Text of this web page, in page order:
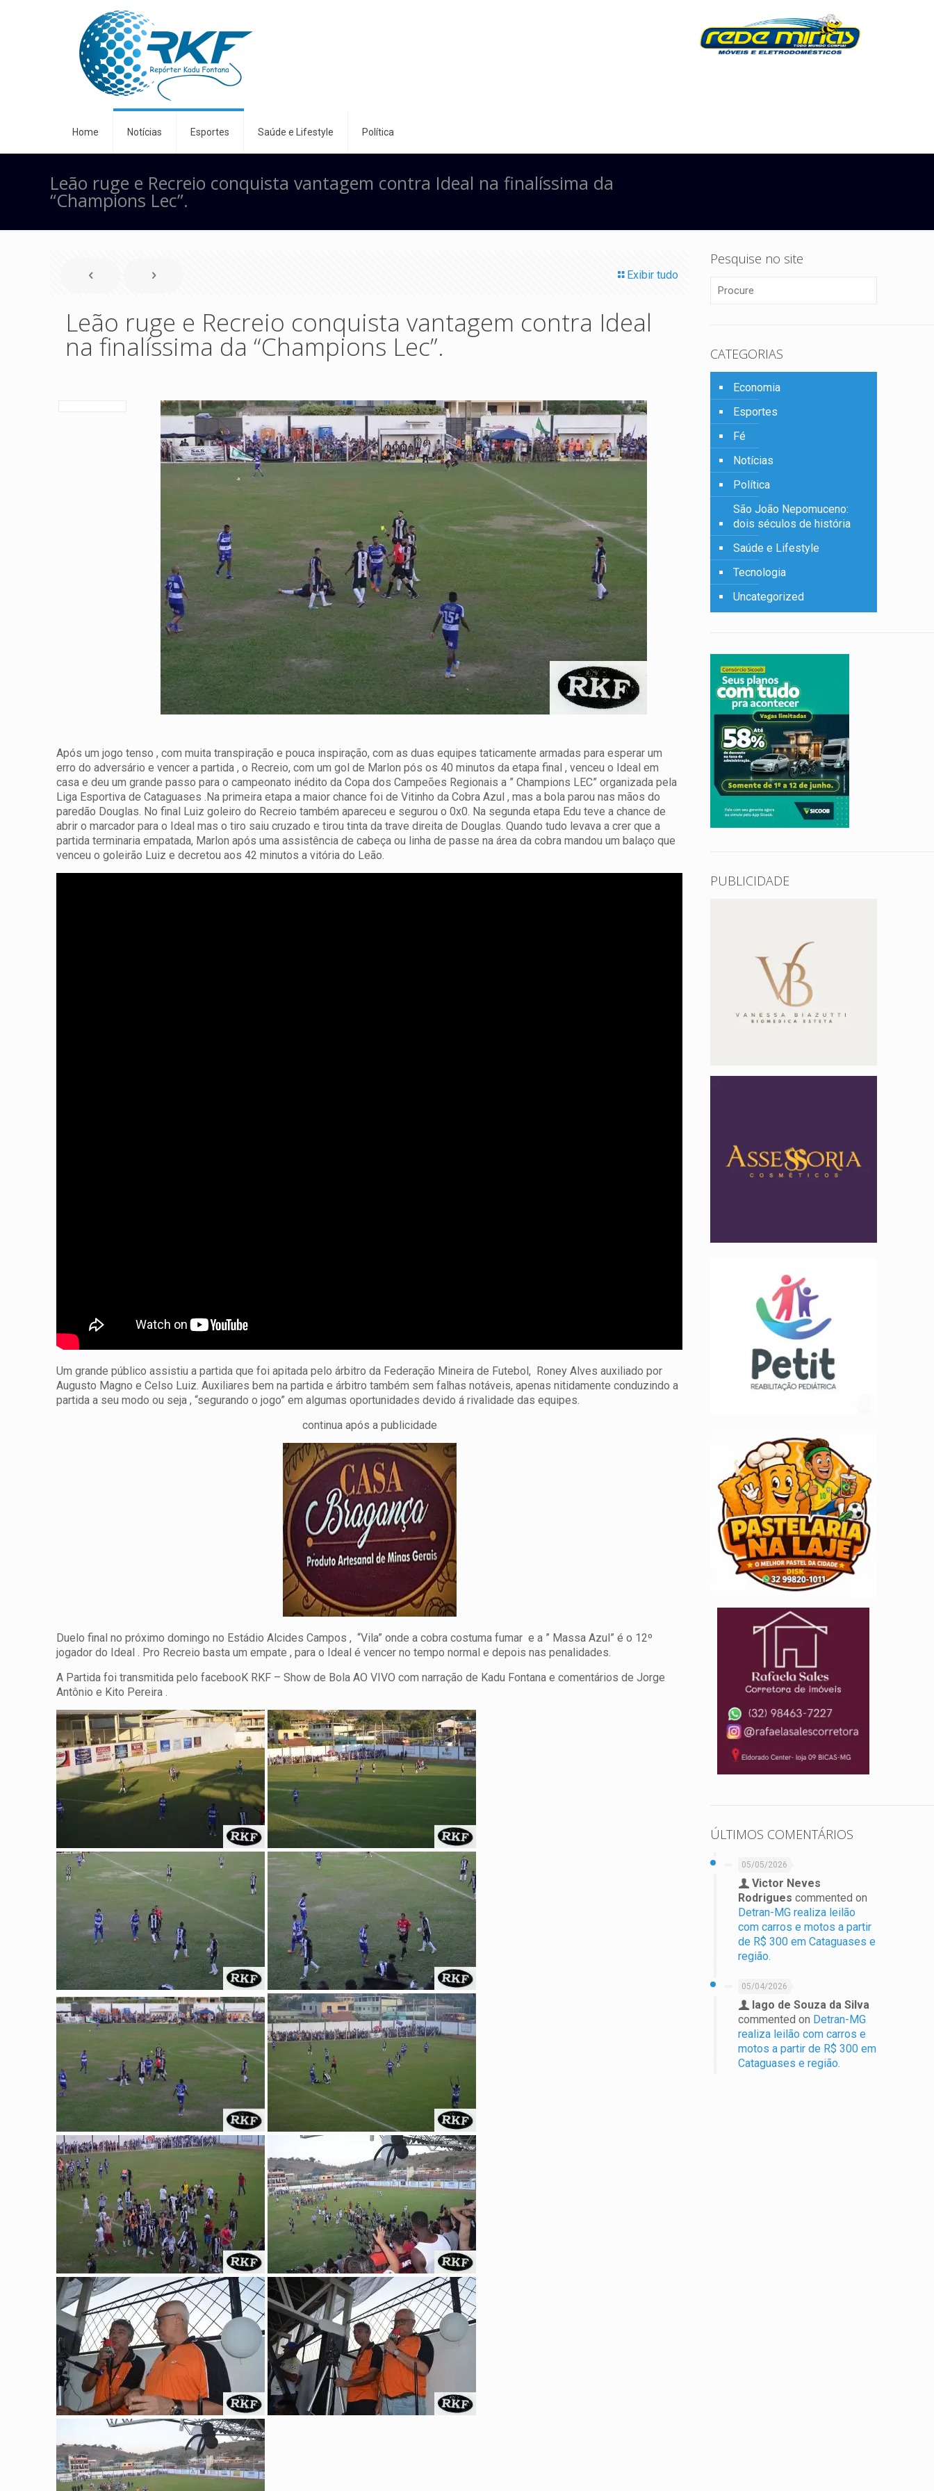
Home Notícias Esportes Saúde e Lifestyle Política
Leão ruge e Recreio conquista vantagem contra Ideal na finalíssima da
“Champions Lec”.
Exibir tudo
Leão ruge e Recreio conquista vantagem contra Ideal
na finalíssima da “Champions Lec”.
Após um jogo tenso , com muita transpiração e pouca inspiração, com as duas equipes taticamente armadas para esperar um
erro do adversário e vencer a partida , o Recreio, com um gol de Marlon pós os 40 minutos da etapa final , venceu o Ideal em
casa e deu um grande passo para o campeonato inédito da Copa dos Campeões Regionais a ” Champions LEC” organizada pela
Liga Esportiva de Cataguases .Na primeira etapa a maior chance foi de Vitinho da Cobra Azul , mas a bola parou nas mãos do
paredão Douglas. No final Luiz goleiro do Recreio também apareceu e segurou o 0x0. Na segunda etapa Edu teve a chance de
abrir o marcador para o Ideal mas o tiro saiu cruzado e tirou tinta da trave direita de Douglas. Quando tudo levava a crer que a
partida terminaria empatada, Marlon após uma assistência de cabeça ou linha de passe na área da cobra mandou um balaço que
venceu o goleirão Luiz e decretou aos 42 minutos a vitória do Leão.
Um grande público assistiu a partida que foi apitada pelo árbitro da Federação Mineira de Futebol, Roney Alves auxiliado por
Augusto Magno e Celso Luiz. Auxiliares bem na partida e árbitro também sem falhas notáveis, apenas nitidamente conduzindo a
partida a seu modo ou seja , “segurando o jogo” em algumas oportunidades devido á rivalidade das equipes.
continua após a publicidade
Duelo final no próximo domingo no Estádio Alcides Campos , “Vila” onde a cobra costuma fumar e a ” Massa Azul” é o 12º
jogador do Ideal . Pro Recreio basta um empate , para o Ideal é vencer no tempo normal e depois nas penalidades.
A Partida foi transmitida pelo facebooK RKF – Show de Bola AO VIVO com narração de Kadu Fontana e comentários de Jorge
Antônio e Kito Pereira .
Pesquise no site
CATEGORIAS
Economia
Esportes
Fé
Notícias
Política
São João Nepomuceno:
dois séculos de história
Saúde e Lifestyle
Tecnologia
Uncategorized
PUBLICIDADE
ÚLTIMOS COMENTÁRIOS
05/05/2026
Victor Neves
Rodrigues commented on
Detran-MG realiza leilão
com carros e motos a partir
de R$ 300 em Cataguases e
região.
05/04/2026
Iago de Souza da Silva
commented on Detran-MG
realiza leilão com carros e
motos a partir de R$ 300 em
Cataguases e região.